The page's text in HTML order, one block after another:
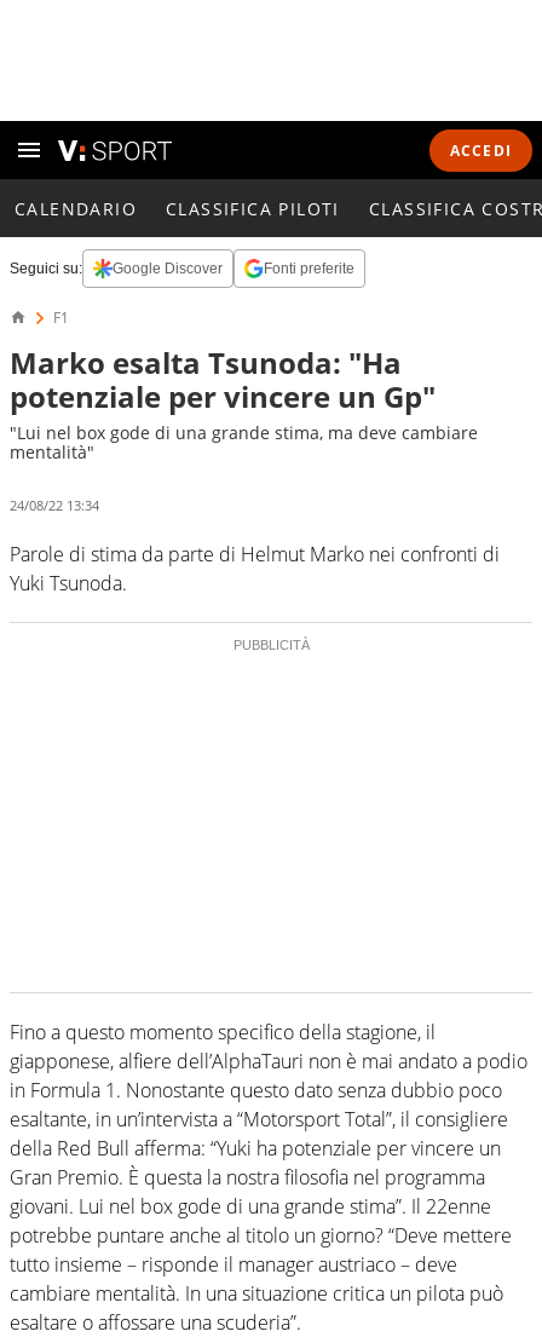
ACCEDI
CALENDARIO CLASSIFICA PILOTI CLASSIFICA
Seguici su: Google Discover Fonti preferite
F1
Marko esalta Tsunoda: "Ha
potenziale per vincere un Gp"
"Lui nel box gode di una grande stima, ma deve cambiare
mentalità"
24/08/22 13:34
Parole di stima da parte di Helmut Marko nei confronti di
Yuki Tsunoda.
Fino a questo momento specifico della stagione, il
giapponese, alfiere dell’AlphaTauri non è mai andato a podio
in Formula 1. Nonostante questo dato senza dubbio poco
esaltante, in un’intervista a “Motorsport Total”, il consigliere
della Red Bull afferma: “Yuki ha potenziale per vincere un
Gran Premio. È questa la nostra filosofia nel programma
giovani. Lui nel box gode di una grande stima”. Il 22enne
potrebbe puntare anche al titolo un giorno? “Deve mettere
tutto insieme – risponde il manager austriaco – deve
cambiare mentalità. In una situazione critica un pilota può
esaltare o affossare una scuderia”.